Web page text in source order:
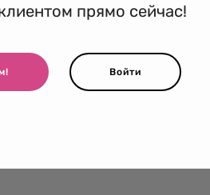
прямо сейчас!
Войти